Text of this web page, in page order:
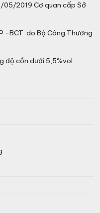
2019 Cơ quan cấp Sở
-BCT do Bộ Công Thương
độ cồn dưới 5,5%vol